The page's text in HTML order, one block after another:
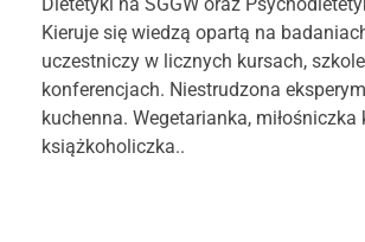
Kieruje się wiedzą opartą na
uczestniczy w licznych kursach,
konferencjach. Niestrudzona
kuchenna. Wegetarianka, miłośniczka
książkoholiczka..